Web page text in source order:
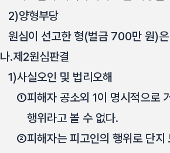
2)양형부당
원심이 선고한 형(벌금 700만 원)
나.제2원심판결
1)사실오인 및 법리오해
①피해자 공소외 1이 명시적으로
행위라고 볼 수 없다.
②피해자는 피고인의 행위로 단